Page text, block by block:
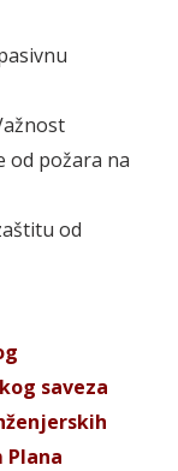
od požara na
od
saveza